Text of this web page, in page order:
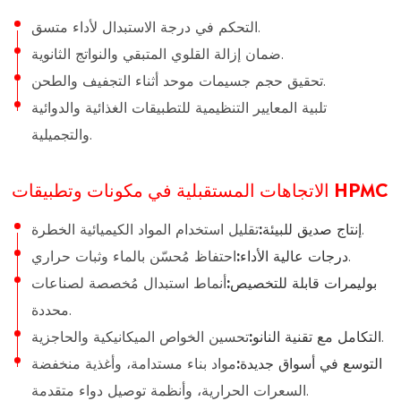
التحكم في درجة الاستبدال لأداء متسق.
ضمان إزالة القلوي المتبقي والنواتج الثانوية.
تحقيق حجم جسيمات موحد أثناء التجفيف والطحن.
تلبية المعايير التنظيمية للتطبيقات الغذائية والدوائية
والتجميلية.
الاتجاهات المستقبلية في مكونات وتطبيقات HPMC
إنتاج صديق للبيئة:تقليل استخدام المواد الكيميائية الخطرة.
درجات عالية الأداء:احتفاظ مُحسّن بالماء وثبات حراري.
بوليمرات قابلة للتخصيص:أنماط استبدال مُخصصة لصناعات
محددة.
التكامل مع تقنية النانو:تحسين الخواص الميكانيكية والحاجزية.
التوسع في أسواق جديدة:مواد بناء مستدامة، وأغذية منخفضة
السعرات الحرارية، وأنظمة توصيل دواء متقدمة.